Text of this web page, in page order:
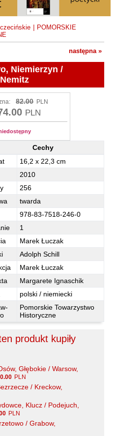
na grzybach
sny
do całowania
POMORSKIE
następna »
Niemierzyn /
82.00 PLN
PLN
/ Niebuszewo, Niemierzyn /
Zabelsdorf, Nemitz - Cechy
Cechy
16,2 x 22,3 cm
2010
256
twarda
978-83-7518-246-0
1
Marek Łuczak
Adolph Schill
Marek Łuczak
Margarete Ignaschik
polski / niemiecki
Pomorskie Towarzystwo
Historyczne
produkt kupiły
Głębokie / Warsow,
PLN
/ Kreckow,
Klucz / Podejuch,
PLN
/ Grabow,